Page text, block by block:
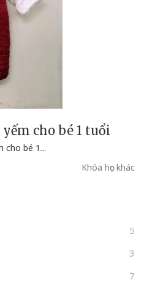
cho bé 1 tuổi
cho bé 1...
Khóa học khác
5
3
7